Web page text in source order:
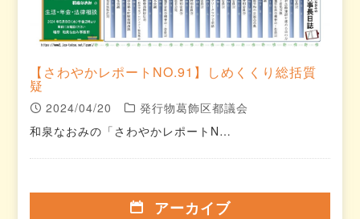
【さわやかレポートNO.91】しめくくり総括質
疑
2024/04/20
発行物葛飾区都議会
和泉なおみの「さわやかレポートN…
アーカイブ